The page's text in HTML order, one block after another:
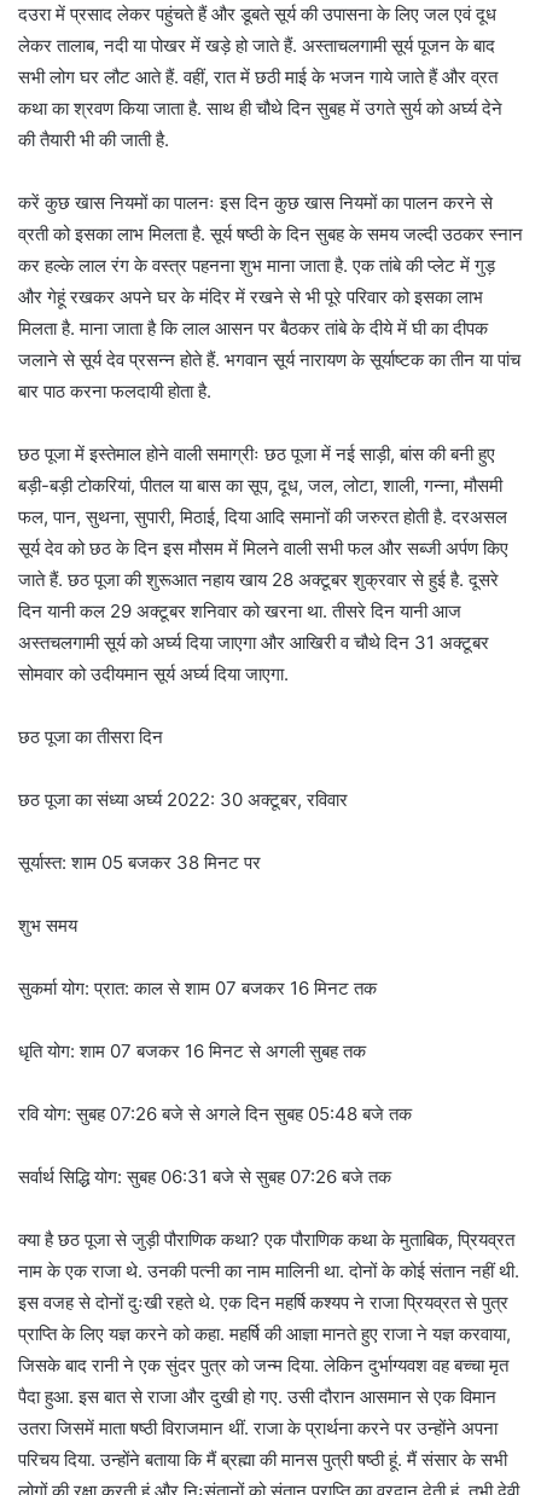
दउरा में प्रसाद लेकर पहुंचते हैं और डूबते सूर्य की उपासना के लिए जल एवं दूध
लेकर तालाब, नदी या पोखर में खड़े हो जाते हैं. अस्ताचलगामी सूर्य पूजन के बाद
सभी लोग घर लौट आते हैं. वहीं, रात में छठी माई के भजन गाये जाते हैं और व्रत
कथा का श्रवण किया जाता है. साथ ही चौथे दिन सुबह में उगते सुर्य को अर्घ्य देने
की तैयारी भी की जाती है.
करें कुछ खास नियमों का पालनः इस दिन कुछ खास नियमों का पालन करने से
व्रती को इसका लाभ मिलता है. सूर्य षष्ठी के दिन सुबह के समय जल्दी उठकर स्नान
कर हल्के लाल रंग के वस्त्र पहनना शुभ माना जाता है. एक तांबे की प्लेट में गुड़
और गेहूं रखकर अपने घर के मंदिर में रखने से भी पूरे परिवार को इसका लाभ
मिलता है. माना जाता है कि लाल आसन पर बैठकर तांबे के दीये में घी का दीपक
जलाने से सूर्य देव प्रसन्न होते हैं. भगवान सूर्य नारायण के सूर्याष्टक का तीन या पांच
बार पाठ करना फलदायी होता है.
छठ पूजा में इस्तेमाल होने वाली समाग्रीः छठ पूजा में नई साड़ी, बांस की बनी हुए
बड़ी-बड़ी टोकरियां, पीतल या बास का सूप, दूध, जल, लोटा, शाली, गन्ना, मौसमी
फल, पान, सुथना, सुपारी, मिठाई, दिया आदि समानों की जरुरत होती है. दरअसल
सूर्य देव को छठ के दिन इस मौसम में मिलने वाली सभी फल और सब्जी अर्पण किए
जाते हैं. छठ पूजा की शुरूआत नहाय खाय 28 अक्टूबर शुक्रवार से हुई है. दूसरे
दिन यानी कल 29 अक्टूबर शनिवार को खरना था. तीसरे दिन यानी आज
अस्तचलगामी सूर्य को अर्घ्य दिया जाएगा और आखिरी व चौथे दिन 31 अक्टूबर
सोमवार को उदीयमान सूर्य अर्घ्य दिया जाएगा.
छठ पूजा का तीसरा दिन
छठ पूजा का संध्या अर्घ्य 2022: 30 अक्टूबर, रविवार
सूर्यास्त: शाम 05 बजकर 38 मिनट पर
शुभ समय
सुकर्मा योग: प्रात: काल से शाम 07 बजकर 16 मिनट तक
धृति योग: शाम 07 बजकर 16 मिनट से अगली सुबह तक
रवि योग: सुबह 07:26 बजे से अगले दिन सुबह 05:48 बजे तक
सर्वार्थ सिद्धि योग: सुबह 06:31 बजे से सुबह 07:26 बजे तक
क्या है छठ पूजा से जुड़ी पौराणिक कथा? एक पौराणिक कथा के मुताबिक, प्रियव्रत
नाम के एक राजा थे. उनकी पत्नी का नाम मालिनी था. दोनों के कोई संतान नहीं थी.
इस वजह से दोनों दुःखी रहते थे. एक दिन महर्षि कश्यप ने राजा प्रियव्रत से पुत्र
प्राप्ति के लिए यज्ञ करने को कहा. महर्षि की आज्ञा मानते हुए राजा ने यज्ञ करवाया,
जिसके बाद रानी ने एक सुंदर पुत्र को जन्म दिया. लेकिन दुर्भाग्यवश वह बच्चा मृत
पैदा हुआ. इस बात से राजा और दुखी हो गए. उसी दौरान आसमान से एक विमान
उतरा जिसमें माता षष्ठी विराजमान थीं. राजा के प्रार्थना करने पर उन्होंने अपना
परिचय दिया. उन्होंने बताया कि मैं ब्रह्मा की मानस पुत्री षष्ठी हूं. मैं संसार के सभी
लोगों की रक्षा करती हूं और निःसंतानों को संतान प्राप्ति का वरदान देती हूं. तभी देवी